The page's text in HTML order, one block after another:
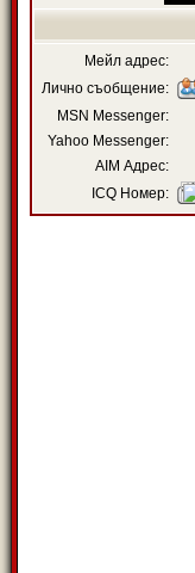
Мейл адрес:
Лично съобщение:
MSN Messenger:
Yahoo Messenger:
AIM Адрес:
ICQ Номер: